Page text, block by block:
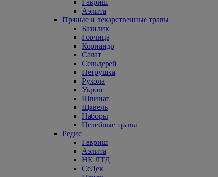
Гавриш
Аэлита
Пряные и лекарственные травы
Базилик
Горчица
Кориандр
Салат
Сельдерей
Петрушка
Рукола
Укроп
Шпинат
Щавель
Наборы
Целебные травы
Редис
Гавриш
Аэлита
НК ЛТД
СеДек